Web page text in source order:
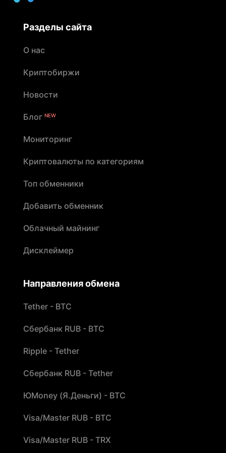
Разделы сайта
О нас
Криптобиржи
Новости
Блог NEW
Мониторинг
Криптовалюты по категориям
Топ обменники
Добавить обменник
Облачный майнинг
Дисклеймер
Направления обмена
Tether - BTC
Сбербанк RUB - BTC
Ripple - Tether
Сбербанк RUB - Tether
ЮMoney (Я.Деньги) - BTC
Visa/Master RUB - BTC
Visa/Master RUB - TRX